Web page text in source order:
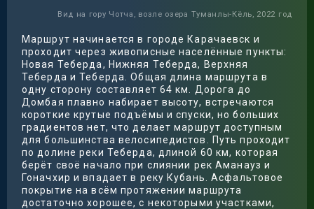
Вид на гору Чотча, возле озера Туманлы-Кёль, 2022 год
Маршрут начинается в городе Карачаевск и
проходит через живописные населённые пункты:
Новая Теберда, Нижняя Теберда, Верхняя
Теберда и Теберда. Общая длина маршрута в
одну сторону составляет 64 км. Дорога до
Домбая плавно набирает высоту, встречаются
короткие крутые подъёмы и спуски, но больших
градиентов нет, что делает маршрут доступным
для большинства велосипедистов. Путь проходит
по долине реки Теберда, длиной 60 км, которая
берёт своё начало при слиянии рек Аманауз и
Гоначхир и впадает в реку Кубань. Асфальтовое
покрытие на всём протяжении маршрута
достаточно хорошее, с некоторыми участками,